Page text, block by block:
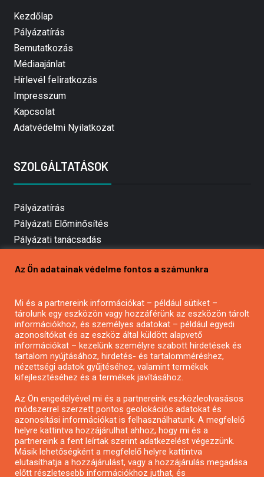
Kezdőlap
Pályázatírás
Bemutatkozás
Médiaajánlat
Hírlevél feliratkozás
Impresszum
Kapcsolat
Adatvédelmi Nyilatkozat
SZOLGÁLTATÁSOK
Pályázatírás
Pályázati Előminősítés
Pályázati tanácsadás
Mezőgazdasági pályázatírás
Pályázatírás civil szervezeteknek
Pályázatírás önkormányzatoknak
Pályázatfigyelés
Specifikus pályázatfigyelés vagy hírlevél
Pályázatok magánszemélyeknek
Pályázatok civil szervezeteknek
Pályázatok vállalkozásoknak
Az Ön adatainak védelme fontos a számunkra
Mi és a partnereink információkat – például sütiket –
tárolunk egy eszközön vagy hozzáférünk az eszközön tárolt
információkhoz, és személyes adatokat – például egyedi
azonosítókat és az eszköz által küldött alapvető
információkat – kezelünk személyre szabott hirdetések és
tartalom nyújtásához, hirdetés- és tartalomméréshez,
nézettségi adatok gyűjtéséhez, valamint termékek
kifejlesztéséhez és a termékek javításához.
Az Ön engedélyével mi és a partnereink eszközleolvasásos
módszerrel szerzett pontos geolokációs adatokat és
azonosítási információkat is felhasználhatunk. A megfelelő
helyre kattintva hozzájárulhat ahhoz, hogy mi és a
partnereink a fent leírtak szerint adatkezelést végezzünk.
Másik lehetőségként a megfelelő helyre kattintva
elutasíthatja a hozzájárulást, vagy a hozzájárulás megadása
előtt részletesebb információkhoz juthat, és